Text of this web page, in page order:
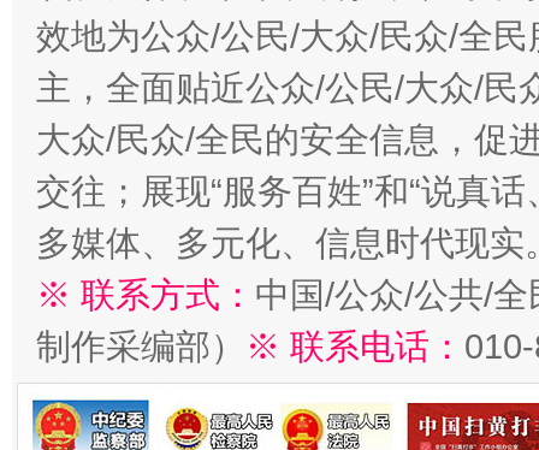
效地为公众/公民/大众/民众/全
主，全面贴近公众/公民/大众/民
大众/民众/全民的安全信息，促
交往；展现“服务百姓”和“说真
多媒体、多元化、信息时代现实
※ 联系方式： 中国/公众/公共/
制作采编部）
※ 联系电话：